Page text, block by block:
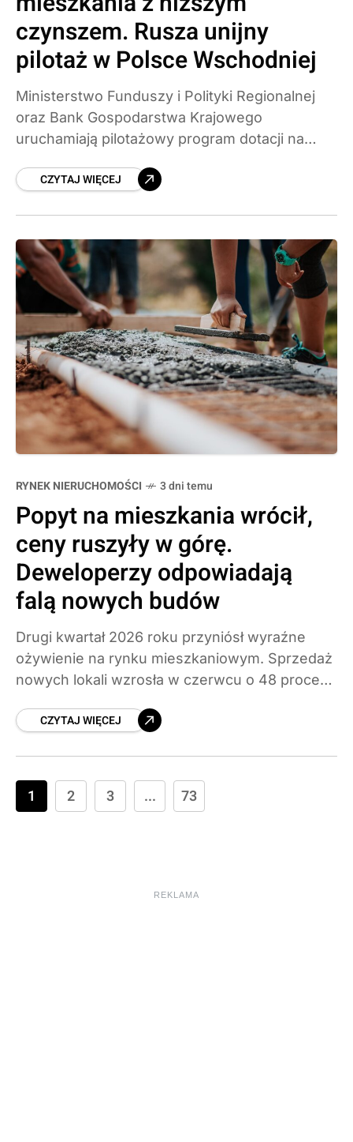
czynszem. Rusza unijny
pilotaż w Polsce Wschodniej
Ministerstwo Funduszy i Polityki Regionalnej
oraz Bank Gospodarstwa Krajowego
uruchamiają pilotażowy program dotacji na
Do wzięcia jest prawie 429 mln zł, a z
ponad 3 tys. mieszkań z czynszem niższym niż
rynkowy.
CZYTAJ WIĘCEJ
RYNEK NIERUCHOMOŚCI 3 dni temu
Popyt na mieszkania wrócił,
ceny ruszyły w górę.
Deweloperzy odpowiadają
falą nowych budów
Drugi kwartał 2026 roku przyniósł wyraźne
ożywienie na rynku mieszkaniowym. Sprzedaż
nowych lokali wzrosła w czerwcu o 48 procent
kredyty, a deweloperzy ruszyli z nowymi
CZYTAJ WIĘCEJ
1 2 3 ... 73
REKLAMA